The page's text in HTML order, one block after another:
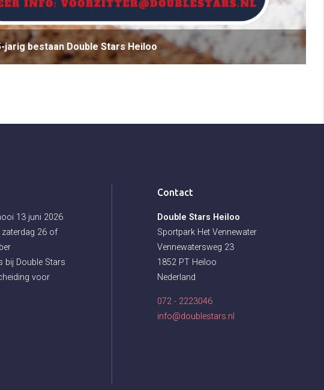
jarig bestaan Double Stars Heiloo
13 juni 2026
26 of
bij Double Stars
voor
Contact
Double Stars Heiloo
Sportpark Het Vennewater
Vennewatersweg 23
1852 PT Heiloo
Nederland
072 - 2223046
info@doublestars.nl